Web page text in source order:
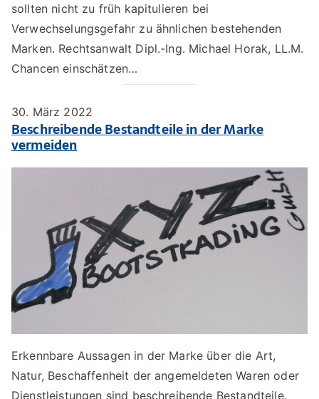
sollten nicht zu früh kapitulieren bei
Verwechselungsgefahr zu ähnlichen bestehenden
Marken. Rechtsanwalt Dipl.-Ing. Michael Horak, LL.M.
Chancen einschätzen…
30. März 2022
Beschreibende Bestandteile in der Marke
vermeiden
Erkennbare Aussagen in der Marke über die Art,
Natur, Beschaffenheit der angemeldeten Waren oder
Dienstleistungen sind beschreibende Bestandteile.